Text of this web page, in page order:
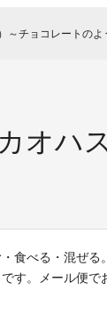
～チョコレートの
オハ
食べる・混ぜる
す。メール便で